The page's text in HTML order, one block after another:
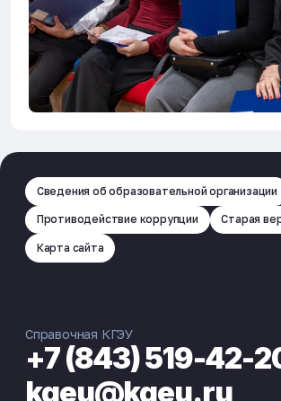
Сведения об образовательной организации
Противодействие коррупции Старая
Карта сайта
Справочная КГЭУ
+7 (843) 519-42-
kgeu@kgeu.ru